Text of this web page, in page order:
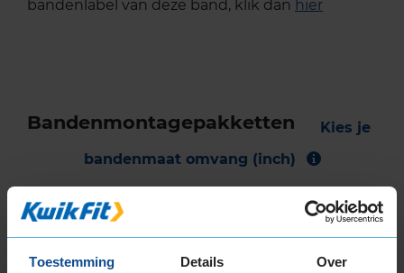
Toestemming Details Over
bandenlabel van deze band, klik dan hier
Bandenmontagepakketten
Kies je
bandenmaat omvang (inch)